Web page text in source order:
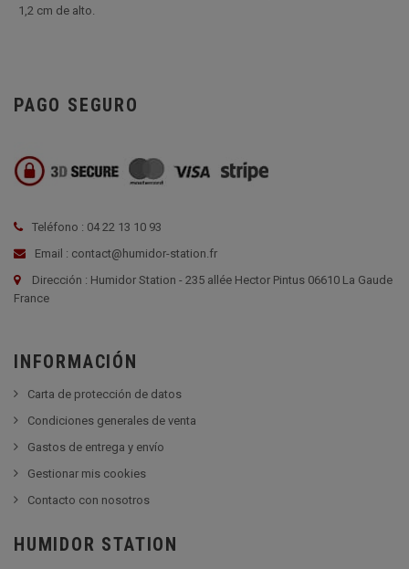
1,2 cm de alto.
PAGO SEGURO
Teléfono : 04 22 13 10 93
Email : contact@humidor-station.fr
Dirección : Humidor Station - 235 allée Hector Pintus 06610 La Gaude
France
INFORMACIÓN
Carta de protección de datos
Condiciones generales de venta
Gastos de entrega y envío
Gestionar mis cookies
Contacto con nosotros
HUMIDOR STATION